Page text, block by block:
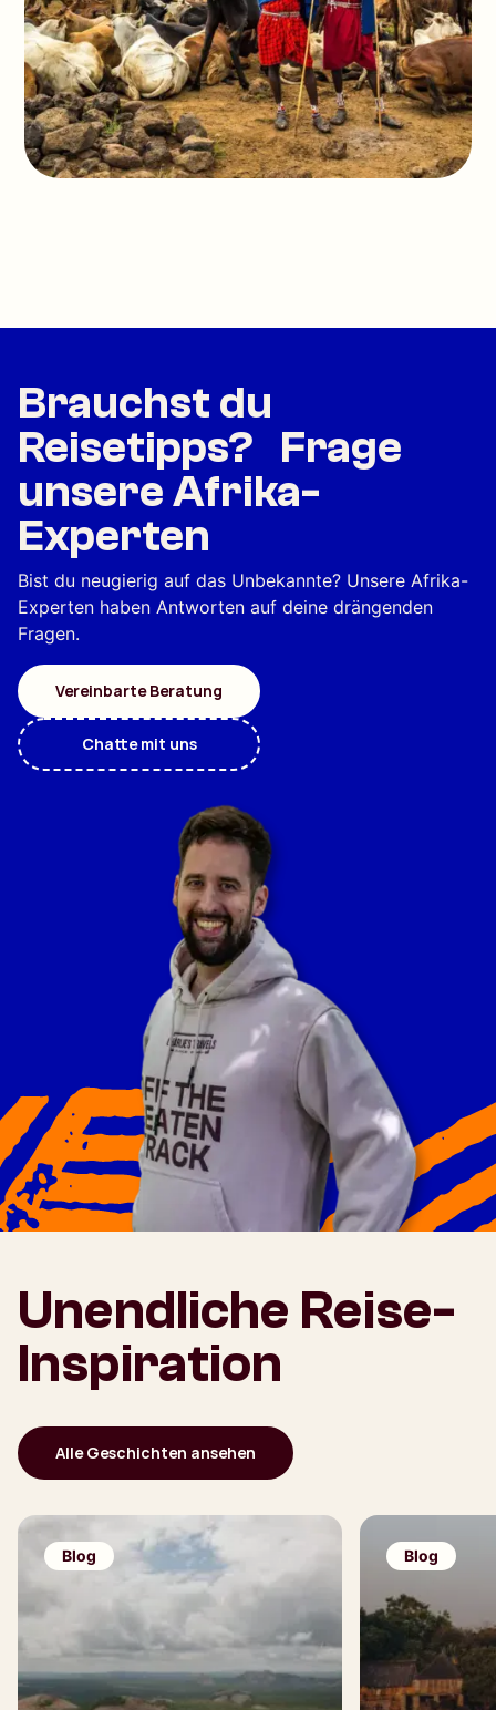
Brauchst du
Reisetipps? Frage
unsere Afrika-
Experten
Bist du neugierig auf das Unbekannte? Unsere Afrika-
Experten haben Antworten auf deine drängenden
Fragen.
Vereinbarte Beratung
Chatte mit uns
Unendliche Reise-
Inspiration
Alle Geschichten ansehen
Blog Blog